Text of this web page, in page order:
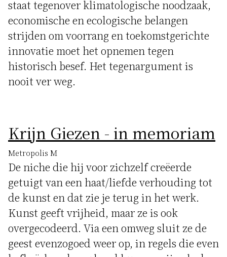
staat tegenover klimatologische noodzaak,
economische en ecologische belangen
strijden om voorrang en toekomstgerichte
innovatie moet het opnemen tegen
historisch besef. Het tegenargument is
nooit ver weg.
Krijn Giezen - in memoriam
Metropolis M
De niche die hij voor zichzelf creëerde
getuigt van een haat/liefde verhouding tot
de kunst en dat zie je terug in het werk.
Kunst geeft vrijheid, maar ze is ook
overgecodeerd. Via een omweg sluit ze de
geest evenzogoed weer op, in regels die even